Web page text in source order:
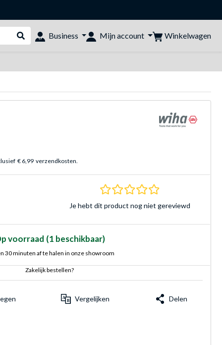
Webshop doorzoeken
Business Mijn account Winkelwagen
€ 6,99 verzendkosten.
0.0 sterren
Je hebt dit product nog niet gereviewd
voorraad (1 beschikbaar)
30 minuten af te halen in onze showroom
Zakelijk bestellen?
Vergelijken Delen